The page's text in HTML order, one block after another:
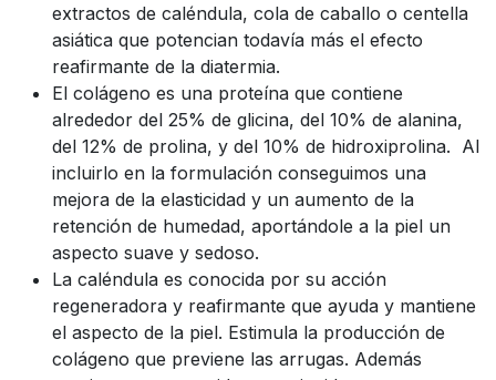
extractos de caléndula, cola de caballo o centella
asiática que potencian todavía más el efecto
reafirmante de la diatermia.
El colágeno es una proteína que contiene
alrededor del 25% de glicina, del 10% de alanina,
del 12% de prolina, y del 10% de hidroxiprolina. Al
incluirlo en la formulación conseguimos una
mejora de la elasticidad y un aumento de la
retención de humedad, aportándole a la piel un
aspecto suave y sedoso.
La caléndula es conocida por su acción
regeneradora y reafirmante que ayuda y mantiene
el aspecto de la piel. Estimula la producción de
colágeno que previene las arrugas. Además